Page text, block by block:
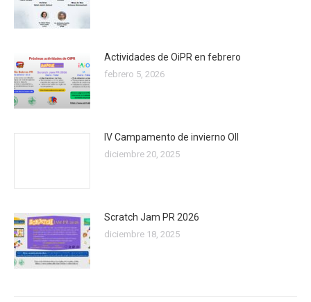
Actividades de OiPR en febrero
febrero 5, 2026
IV Campamento de invierno OII
diciembre 20, 2025
Scratch Jam PR 2026
diciembre 18, 2025